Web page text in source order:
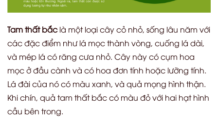
Tam thất bắclà một loại cây cỏ nhỏ, sống lâu năm với
các đặc điểm như lá mọc thành vòng, cuống lá dài,
và mép lá có răng cưa nhỏ. Cây này có cụm hoa
mọc ở đầu cành và có hoa đơn tính hoặc lưỡng tính.
Lá đài của nó có màu xanh, và quả mọng hình thận.
Khi chín, quả tam thất bắc có màu đỏ với hai hạt hình
cầu bên trong.